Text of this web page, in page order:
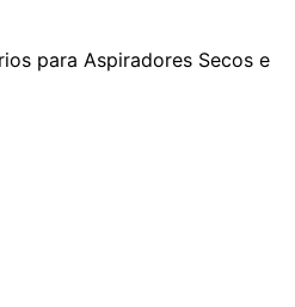
para Aspiradores Secos e